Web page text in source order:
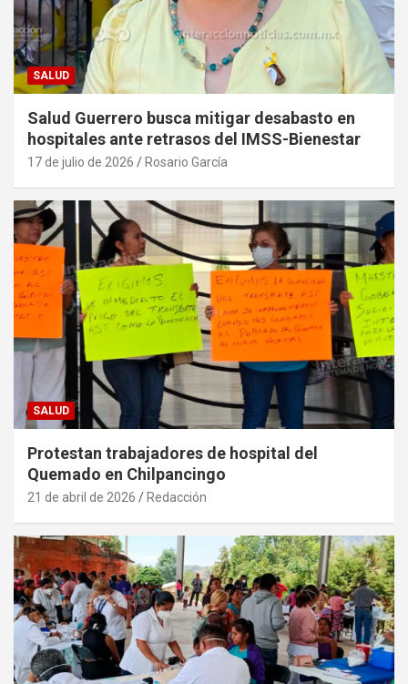
SALUD
Salud Guerrero busca mitigar desabasto en
hospitales ante retrasos del IMSS-Bienestar
17 de julio de 2026 Rosario García
SALUD
Protestan trabajadores de hospital del
Quemado en Chilpancingo
21 de abril de 2026 Redacción